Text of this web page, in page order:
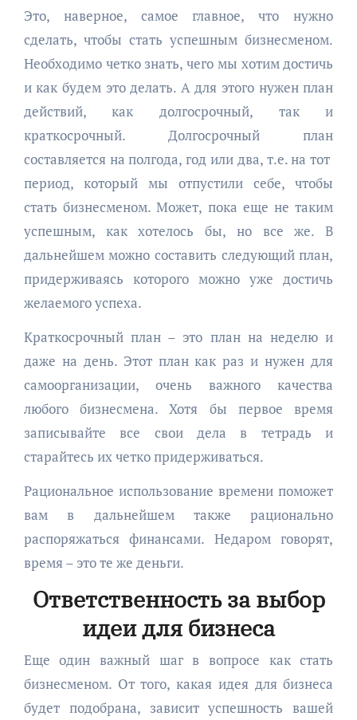
Это, наверное, самое главное, что нужно
сделать, чтобы стать успешным бизнесменом.
Необходимо четко знать, чего мы хотим достичь
и как будем это делать. А для этого нужен план
действий, как долгосрочный, так и
краткосрочный. Долгосрочный план
составляется на полгода, год или два, т.е. на тот
период, который мы отпустили себе, чтобы
стать бизнесменом. Может, пока еще не таким
успешным, как хотелось бы, но все же. В
дальнейшем можно составить следующий план,
придерживаясь которого можно уже достичь
желаемого успеха.
Краткосрочный план – это план на неделю и
даже на день. Этот план как раз и нужен для
самоорганизации, очень важного качества
любого бизнесмена. Хотя бы первое время
записывайте все свои дела в тетрадь и
старайтесь их четко придерживаться.
Рациональное использование времени поможет
вам в дальнейшем также рационально
распоряжаться финансами. Недаром говорят,
время – это те же деньги.
Ответственность за выбор
идеи для бизнеса
Еще один важный шаг в вопросе как стать
бизнесменом. От того, какая идея для бизнеса
будет подобрана, зависит успешность вашей